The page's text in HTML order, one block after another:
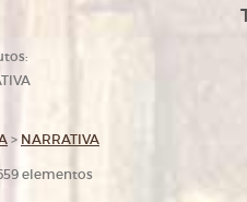
> NARRATIVA
elementos